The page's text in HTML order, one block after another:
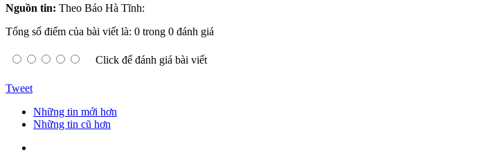
Nguồn tin: Theo Báo Hà Tĩnh:
Tổng số điểm của bài viết là: 0 trong 0 đánh giá
Click để đánh giá bài viết
Tweet
Những tin mới hơn
Những tin cũ hơn